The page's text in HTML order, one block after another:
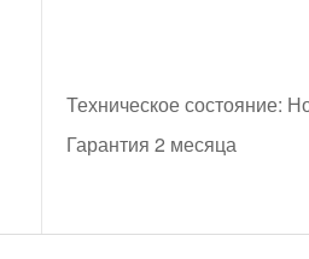
Техническое состояние:
Гарантия 2 месяца